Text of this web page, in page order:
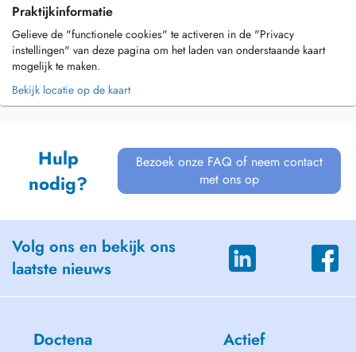
Praktijkinformatie
Gelieve de "functionele cookies" te activeren in de "Privacy
instellingen" van deze pagina om het laden van onderstaande kaart
mogelijk te maken.
Bekijk locatie op de kaart
Hulp
nodig?
Bezoek onze FAQ of neem contact
met ons op
Volg ons en bekijk ons
laatste nieuws
Doctena Actief